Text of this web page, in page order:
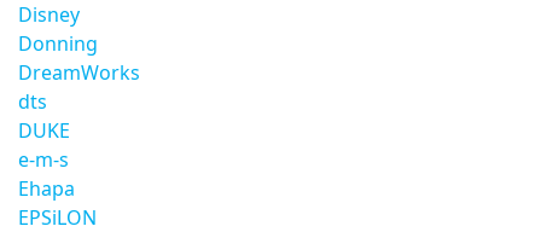
Disney
Donning
DreamWorks
dts
DUKE
e-m-s
Ehapa
EPSiLON